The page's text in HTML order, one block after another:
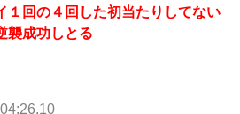
１回の４回した初当たりしてない
襲成功しとる